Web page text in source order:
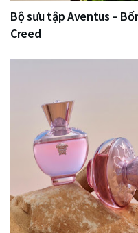
Bộ sưu tập Aventus –
Creed